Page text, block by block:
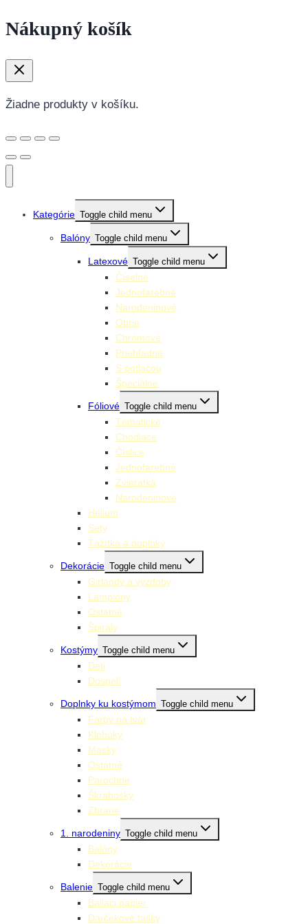
Nákupný košík
Žiadne produkty v košíku.
Kategórie Toggle child menu
Balóny Toggle child menu
Latexové Toggle child menu
Číselné
Jednofarebné
Narodeninové
Obrie
Chrómové
Priehľadné
S potlačou
Špeciálne
Fóliové Toggle child menu
Tématické
Chodiace
Číslice
Jednofarebné
Zvieratká
Narodeninové
Hélium
Sety
Ťažítka a doplnky
Dekorácie Toggle child menu
Girlandy a výzdoby
Lampióny
Ostatné
Špirály
Kostýmy Toggle child menu
Deti
Dospelí
Doplnky ku kostýmom Toggle child menu
Farby na tvár
Klobúky
Masky
Ostatné
Parochne
Škrabošky
Zbrane
1. narodeniny Toggle child menu
Balóny
Dekorácie
Balenie Toggle child menu
Baliaci papier
Darčekové tašky